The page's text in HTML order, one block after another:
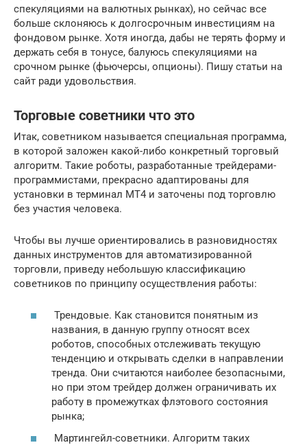
спекуляциями на валютных рынках), но сейчас все
больше склоняюсь к долгосрочным инвестициям на
фондовом рынке. Хотя иногда, дабы не терять форму и
держать себя в тонусе, балуюсь спекуляциями на
срочном рынке (фьючерсы, опционы). Пишу статьи на
сайт ради удовольствия.
Торговые советники что это
Итак, советником называется специальная программа,
в которой заложен какой-либо конкретный торговый
алгоритм. Такие роботы, разработанные трейдерами-
программистами, прекрасно адаптированы для
установки в терминал МТ4 и заточены под торговлю
без участия человека.
Чтобы вы лучше ориентировались в разновидностях
данных инструментов для автоматизированной
торговли, приведу небольшую классификацию
советников по принципу осуществления работы:
Трендовые. Как становится понятным из
названия, в данную группу относят всех
роботов, способных отслеживать текущую
тенденцию и открывать сделки в направлении
тренда. Они считаются наиболее безопасными,
но при этом трейдер должен ограничивать их
работу в промежутках флэтового состояния
рынка;
Мартингейл-советники. Алгоритм таких